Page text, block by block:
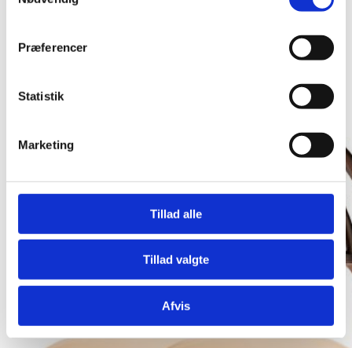
Præferencer
Statistik
Marketing
Tillad alle
Tillad valgte
Afvis